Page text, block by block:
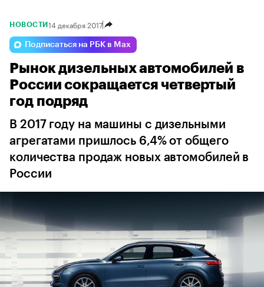
Volga Geely
Omoda Voyah Haval
НОВОСТИ 14 декабря 2017
Подписаться на РБК в Max
Рынок дизельных автомобилей в
России сокращается четвертый
год подряд
В 2017 году на машины с дизельными
агрегатами пришлось 6,4% от общего
количества продаж новых автомобилей в
России